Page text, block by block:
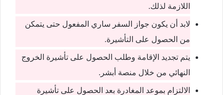
اللازمة لذلك.
لابد أن يكون جواز السفر ساري المفعول حتى يتمكن
من الحصول على التأشيرة.
يتم تجديد الإقامة وطلب الحصول على تأشيرة الخروج
النهائي من خلال منصة أبشر.
الالتزام بموعد المغادرة بعد الحصول على تأشيرة